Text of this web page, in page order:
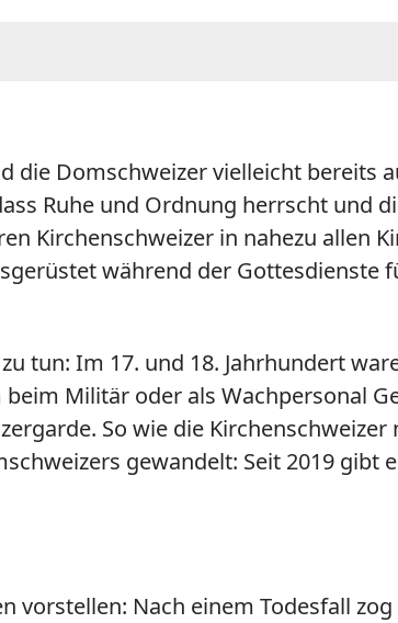
die Domschweizer vielleicht bereits
Ruhe und Ordnung herrscht und
Kirchenschweizer in nahezu allen
während der Gottesdienste
tun: Im 17. und 18. Jahrhundert
Militär oder als Wachpersonal
So wie die Kirchenschweizer
gewandelt: Seit 2019 gibt
vorstellen: Nach einem Todesfall